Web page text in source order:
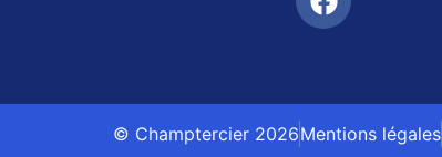
© Champtercier 2026Mentions légales